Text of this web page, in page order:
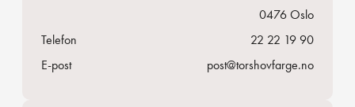
0476Oslo
Telefon
22 22 19 90
E-post
post@torshovfarge.no